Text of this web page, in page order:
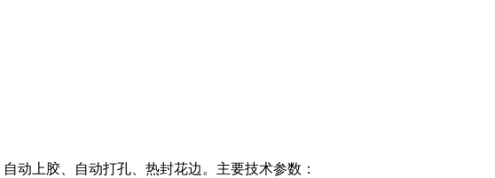
动上胶、自动打孔、热封花边。主要技术参数：